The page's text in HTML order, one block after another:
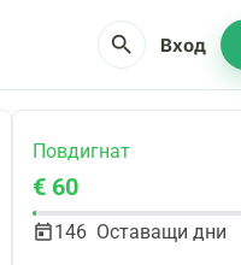
search Вход
Повдигнат
€ 60
146 Оставащи дни